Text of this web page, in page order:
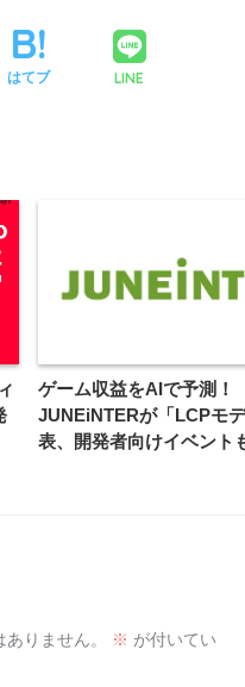
はてブ LINE
ゲーム収益をAIで予測！
JUNEiNTERが「LCPモ
表、開発者向けイベント
りません。 ※ が付いてい